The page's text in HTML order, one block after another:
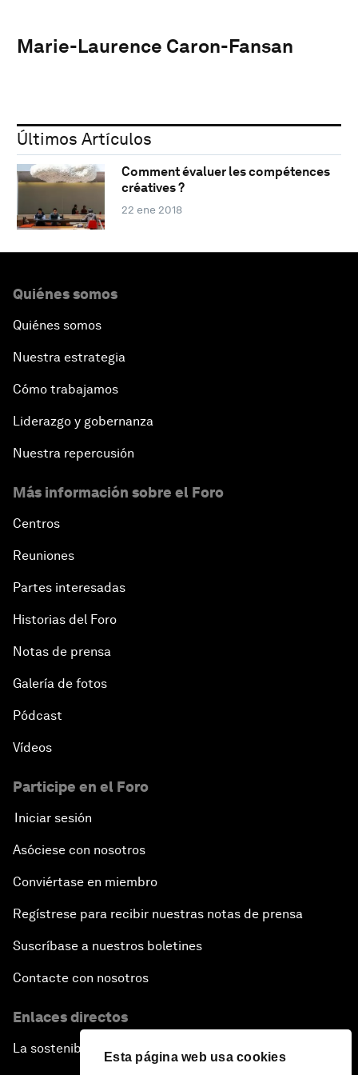
Esta página web usa cookies
Marie-Laurence Caron-Fansan
Últimos Artículos
Comment évaluer les compétences
créatives ?
22 ene 2018
Quiénes somos
Quiénes somos
Nuestra estrategia
Cómo trabajamos
Liderazgo y gobernanza
Nuestra repercusión
Más información sobre el Foro
Centros
Reuniones
Partes interesadas
Historias del Foro
Notas de prensa
Galería de fotos
Pódcast
Vídeos
Participe en el Foro
Iniciar sesión
Asóciese con nosotros
Conviértase en miembro
Regístrese para recibir nuestras notas de prensa
Suscríbase a nuestros boletines
Contacte con nosotros
Enlaces directos
La sostenibilidad en el Foro